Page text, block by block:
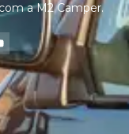
a M2 Camper.